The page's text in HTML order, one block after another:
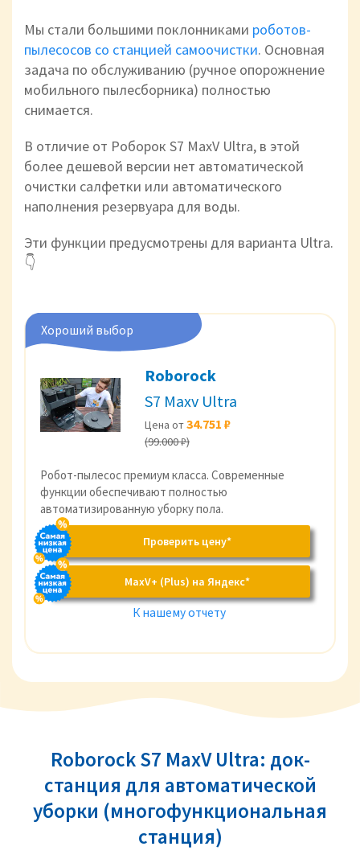
Мы стали большими поклонниками роботов-
пылесосов со станцией самоочистки. Основная
задача по обслуживанию (ручное опорожнение
мобильного пылесборника) полностью
снимается.
В отличие от Роборок S7 MaxV Ultra, в этой
более дешевой версии нет автоматической
очистки салфетки или автоматического
наполнения резервуара для воды.
Эти функции предусмотрены для варианта Ultra.
👇
Хороший выбор
Roborock
S7 Maxv Ultra
Цена от34.751 ₽
(99.000 ₽)
Робот-пылесос премиум класса. Современные
функции обеспечивают полностью
автоматизированную уборку пола.
Проверить цену*
MaxV+ (Plus) на Яндекс*
К нашему отчету
Roborock S7 MaxV Ultra: док-
станция для автоматической
уборки (многофункциональная
станция)